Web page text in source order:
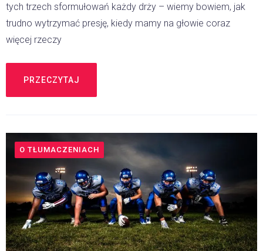
tych trzech sformułowań każdy drży – wiemy bowiem, jak
trudno wytrzymać presję, kiedy mamy na głowie coraz
więcej rzeczy
PRZECZYTAJ
O TŁUMACZENIACH